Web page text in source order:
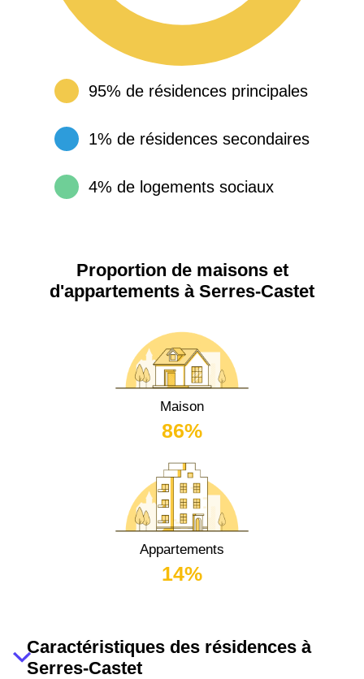
95% de résidences principales
1% de résidences secondaires
4% de logements sociaux
Proportion de maisons et
d'appartements à Serres-Castet
Maison
86%
Appartements
14%
Caractéristiques des résidences à
Serres-Castet